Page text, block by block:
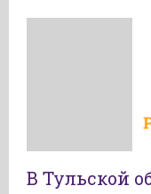
В Тульской